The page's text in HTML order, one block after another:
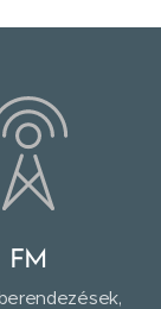
FM